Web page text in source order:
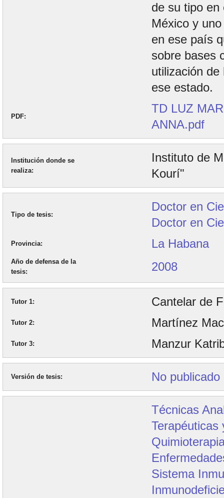
de su tipo en
México y
en ese país
sobre bases
utilización
ese estado.
PDF
TD LUZ
ANNA.pdf
Institución donde se
realiza
Instituto de
Kourí"
Tipo de tesis
Doctor en
Doctor en
Provincia La Habana
Año de defensa de la
tesis
2008
Tutor 1 Cantelar de
Tutor 2 Martínez
Tutor 3 Manzur
Versión de tesis No publicado
Técnicas
Terapéuticas
Sistema